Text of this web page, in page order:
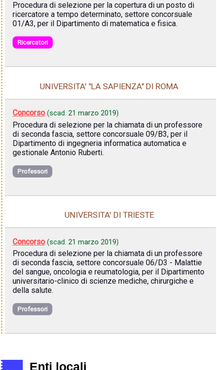
Procedura di selezione per la copertura di un posto di
ricercatore a tempo determinato, settore concorsuale
01/A3, per il Dipartimento di matematica e fisica.
Ricercatori
UNIVERSITA' "LA SAPIENZA" DI ROMA
Concorso (scad. 21 marzo 2019)
Procedura di selezione per la chiamata di un professore
di seconda fascia, settore concorsuale 09/B3, per il
Dipartimento di ingegneria informatica automatica e
gestionale Antonio Ruberti.
Professori
UNIVERSITA' DI TRIESTE
Concorso (scad. 21 marzo 2019)
Procedura di selezione per la chiamata di un professore
di seconda fascia, settore concorsuale 06/D3 - Malattie
del sangue, oncologia e reumatologia, per il Dipartimento
universitario-clinico di scienze mediche, chirurgiche e
della salute.
Professori
Enti locali